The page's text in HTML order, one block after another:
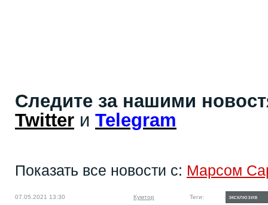
Следите за нашими
Twitter и Telegram
Показать все новости с: Марсом
07.05.2021 13:30 Кумтор Теги: эксклюзив